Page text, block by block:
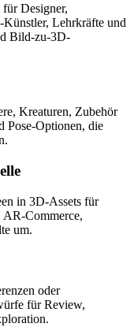
Designer,
Künstler, Lehrkräfte und
Bild-zu-3D-
Kreaturen, Zubehör
Pose-Optionen, die
in 3D-Assets für
AR-Commerce,
um.
oder
für Review,